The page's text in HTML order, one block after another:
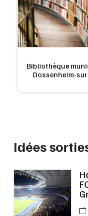
Bibliothèque
Dossenheim-
Idées